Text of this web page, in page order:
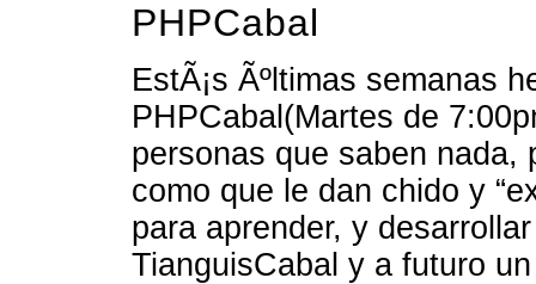
PHPCabal
EstÃ¡s Ãºltimas semanas
PHPCabal(Martes de
personas que saben
como que le dan chido y
para aprender, y
TianguisCabal y a futuro